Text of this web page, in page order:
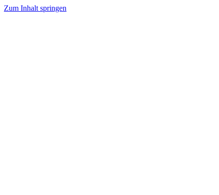
Zum Inhalt springen